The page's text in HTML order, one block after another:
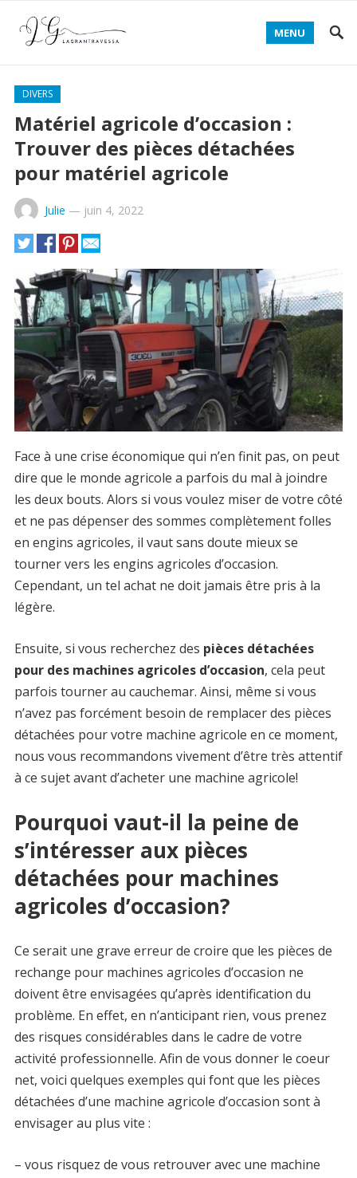
MENU
DIVERS
Matériel agricole d’occasion :
Trouver des pièces détachées
pour matériel agricole
Julie — juin 4, 2022
Face à une crise économique qui n’en finit pas, on peut
dire que le monde agricole a parfois du mal à joindre
les deux bouts. Alors si vous voulez miser de votre côté
et ne pas dépenser des sommes complètement folles
en engins agricoles, il vaut sans doute mieux se
tourner vers les engins agricoles d’occasion.
Cependant, un tel achat ne doit jamais être pris à la
légère.
Ensuite, si vous recherchez des pièces détachées
pour des machines agricoles d’occasion, cela peut
parfois tourner au cauchemar. Ainsi, même si vous
n’avez pas forcément besoin de remplacer des pièces
détachées pour votre machine agricole en ce moment,
nous vous recommandons vivement d’être très attentif
à ce sujet avant d’acheter une machine agricole!
Pourquoi vaut-il la peine de
s’intéresser aux pièces
détachées pour machines
agricoles d’occasion?
Ce serait une grave erreur de croire que les pièces de
rechange pour machines agricoles d’occasion ne
doivent être envisagées qu’après identification du
problème. En effet, en n’anticipant rien, vous prenez
des risques considérables dans le cadre de votre
activité professionnelle. Afin de vous donner le coeur
net, voici quelques exemples qui font que les pièces
détachées d’une machine agricole d’occasion sont à
envisager au plus vite :
– vous risquez de vous retrouver avec une machine